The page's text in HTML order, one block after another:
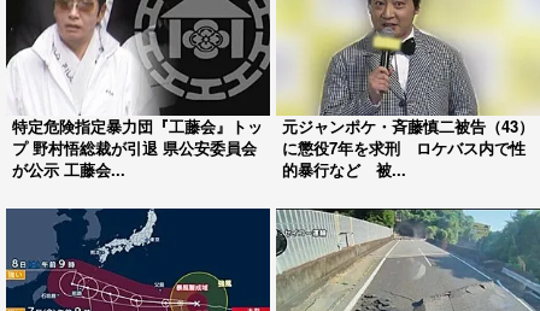
特定危険指定暴力団『工藤会』トッ
プ 野村悟総裁が引退 県公安委員会
が公示 工藤会...
元ジャンポケ・斉藤慎二被告（43）
に懲役7年を求刑 ロケバス内で性
的暴行など 被...